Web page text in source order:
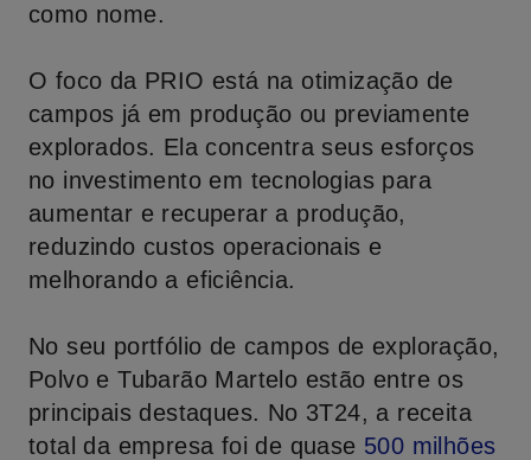
como nome.
O foco da PRIO está na otimização de
campos já em produção ou previamente
explorados. Ela concentra seus esforços
no investimento em tecnologias para
aumentar e recuperar a produção,
reduzindo custos operacionais e
melhorando a eficiência.
No seu portfólio de campos de exploração,
Polvo e Tubarão Martelo estão entre os
principais destaques. No 3T24, a receita
total da empresa foi de quase 500 milhões